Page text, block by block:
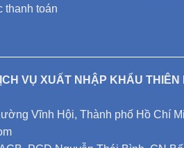
thanh toán
VỤ XUẤT NHẬP KHẨU THIÊN
Vĩnh Hội, Thành phố Hồ Chí